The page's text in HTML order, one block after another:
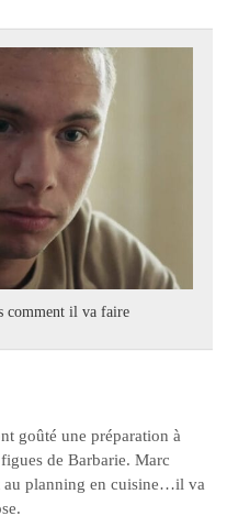
comment il va faire
goûté une préparation à
de Barbarie. Marc
au planning en cuisine…il va